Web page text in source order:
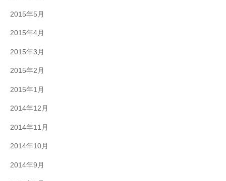
2015年5月
2015年4月
2015年3月
2015年2月
2015年1月
2014年12月
2014年11月
2014年10月
2014年9月